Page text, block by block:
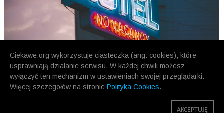
Ciekawe.org wykorzystuje ciasteczka (ang. cookies), które
usprawniają działanie serwisu. W każdej chwili możesz
wyłączyć ten mechanizm w ustawieniach swojej przeglądarki.
Więcej szczegołów na stronie Polityka Cookies.
AKCEPTUJĘ
NASTĘPNE